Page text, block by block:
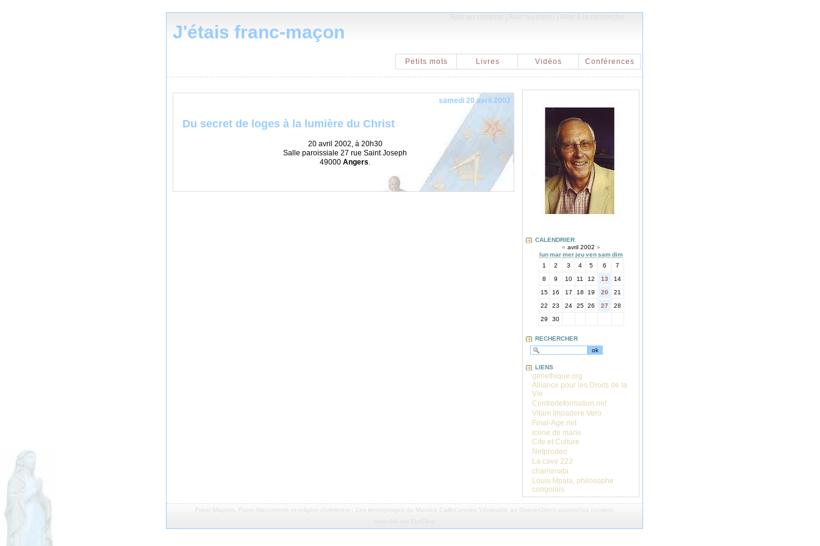
J'étais franc-maçon
Petits mots Livres Vidéos Conférences
samedi 20 avril 2002
Du secret de loges à la lumière du Christ
20 avril 2002, à 20h30
Salle paroissiale 27 rue Saint Joseph
49000 Angers.
CALENDRIER
« avril 2002 »
lun mar mer jeu ven sam dim
1
2 3 4 5 6
7
8
9 10 11 12 13
14
15
16 17 18 19 20
21
22
23 24 25 26 27
28
29
30
RECHERCHER
LIENS
genethique.org
Alliance pour les Droits de la
Vie
Centredeformation.net
Vitam Impadere Vero
Final-Age.net
icone de marie
Cite et Culture
Netprodeo
La cave 222
charismata
Louis Mpala, philosophe
congolais
Franc-Maçons Franc-Maçonnerie et religion chrétienne Les témoignages de Maurice Caillet,ancien Vénérable au Grand-Orient,aujourd'hui converti